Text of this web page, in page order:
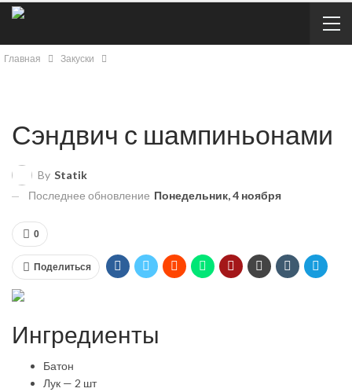
Главная Закуски
Сэндвич с шампиньонами
By Statik
Последнее обновление Понедельник, 4 ноября
0
Поделиться
Ингредиенты
Батон
Лук — 2 шт